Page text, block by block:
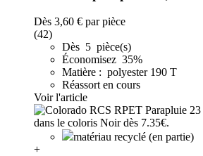
Dès 3,60 € par pièce
(42)
Dès 5 pièce(s)
Économisez 35%
Matière : polyester 190 T
Réassort en cours
Voir l'article
matériau recyclé (en partie)
+